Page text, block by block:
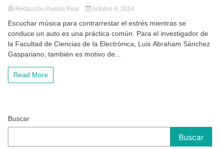
Redacción Puebla Real octubre 8, 2024
Escuchar música para contrarrestar el estrés mientras se
conduce un auto es una práctica común. Para el investigador de
la Facultad de Ciencias de la Electrónica, Luis Abraham Sánchez
Gaspariano, también es motivo de...
Read More
Buscar
Buscar